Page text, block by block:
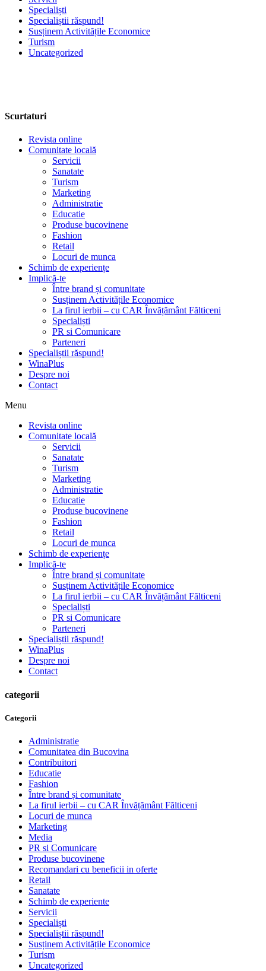
Specialiști
Specialiștii răspund!
Susținem Activitățile Economice
Turism
Uncategorized
Scurtaturi
Revista online
Comunitate locală
Servicii
Sanatate
Turism
Marketing
Administratie
Educatie
Produse bucovinene
Fashion
Retail
Locuri de munca
Schimb de experiențe
Implică-te
Între brand și comunitate
Susținem Activitățile Economice
La firul ierbii – cu CAR Învățământ Fălticeni
Specialiști
PR si Comunicare
Parteneri
Specialiștii răspund!
WinaPlus
Despre noi
Contact
Menu
Revista online
Comunitate locală
Servicii
Sanatate
Turism
Marketing
Administratie
Educatie
Produse bucovinene
Fashion
Retail
Locuri de munca
Schimb de experiențe
Implică-te
Între brand și comunitate
Susținem Activitățile Economice
La firul ierbii – cu CAR Învățământ Fălticeni
Specialiști
PR si Comunicare
Parteneri
Specialiștii răspund!
WinaPlus
Despre noi
Contact
categorii
Categorii
Administratie
Comunitatea din Bucovina
Contribuitori
Educatie
Fashion
Între brand și comunitate
La firul ierbii – cu CAR Învățământ Fălticeni
Locuri de munca
Marketing
Media
PR si Comunicare
Produse bucovinene
Recomandari cu beneficii in oferte
Retail
Sanatate
Schimb de experiente
Servicii
Specialiști
Specialiștii răspund!
Susținem Activitățile Economice
Turism
Uncategorized